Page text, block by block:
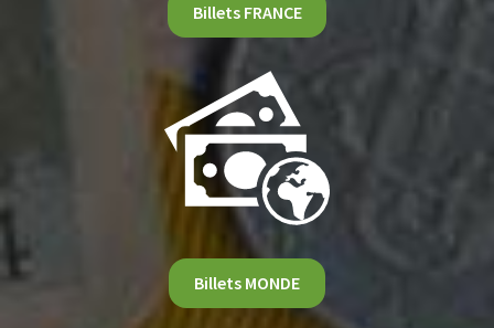
Billets FRANCE
Billets MONDE